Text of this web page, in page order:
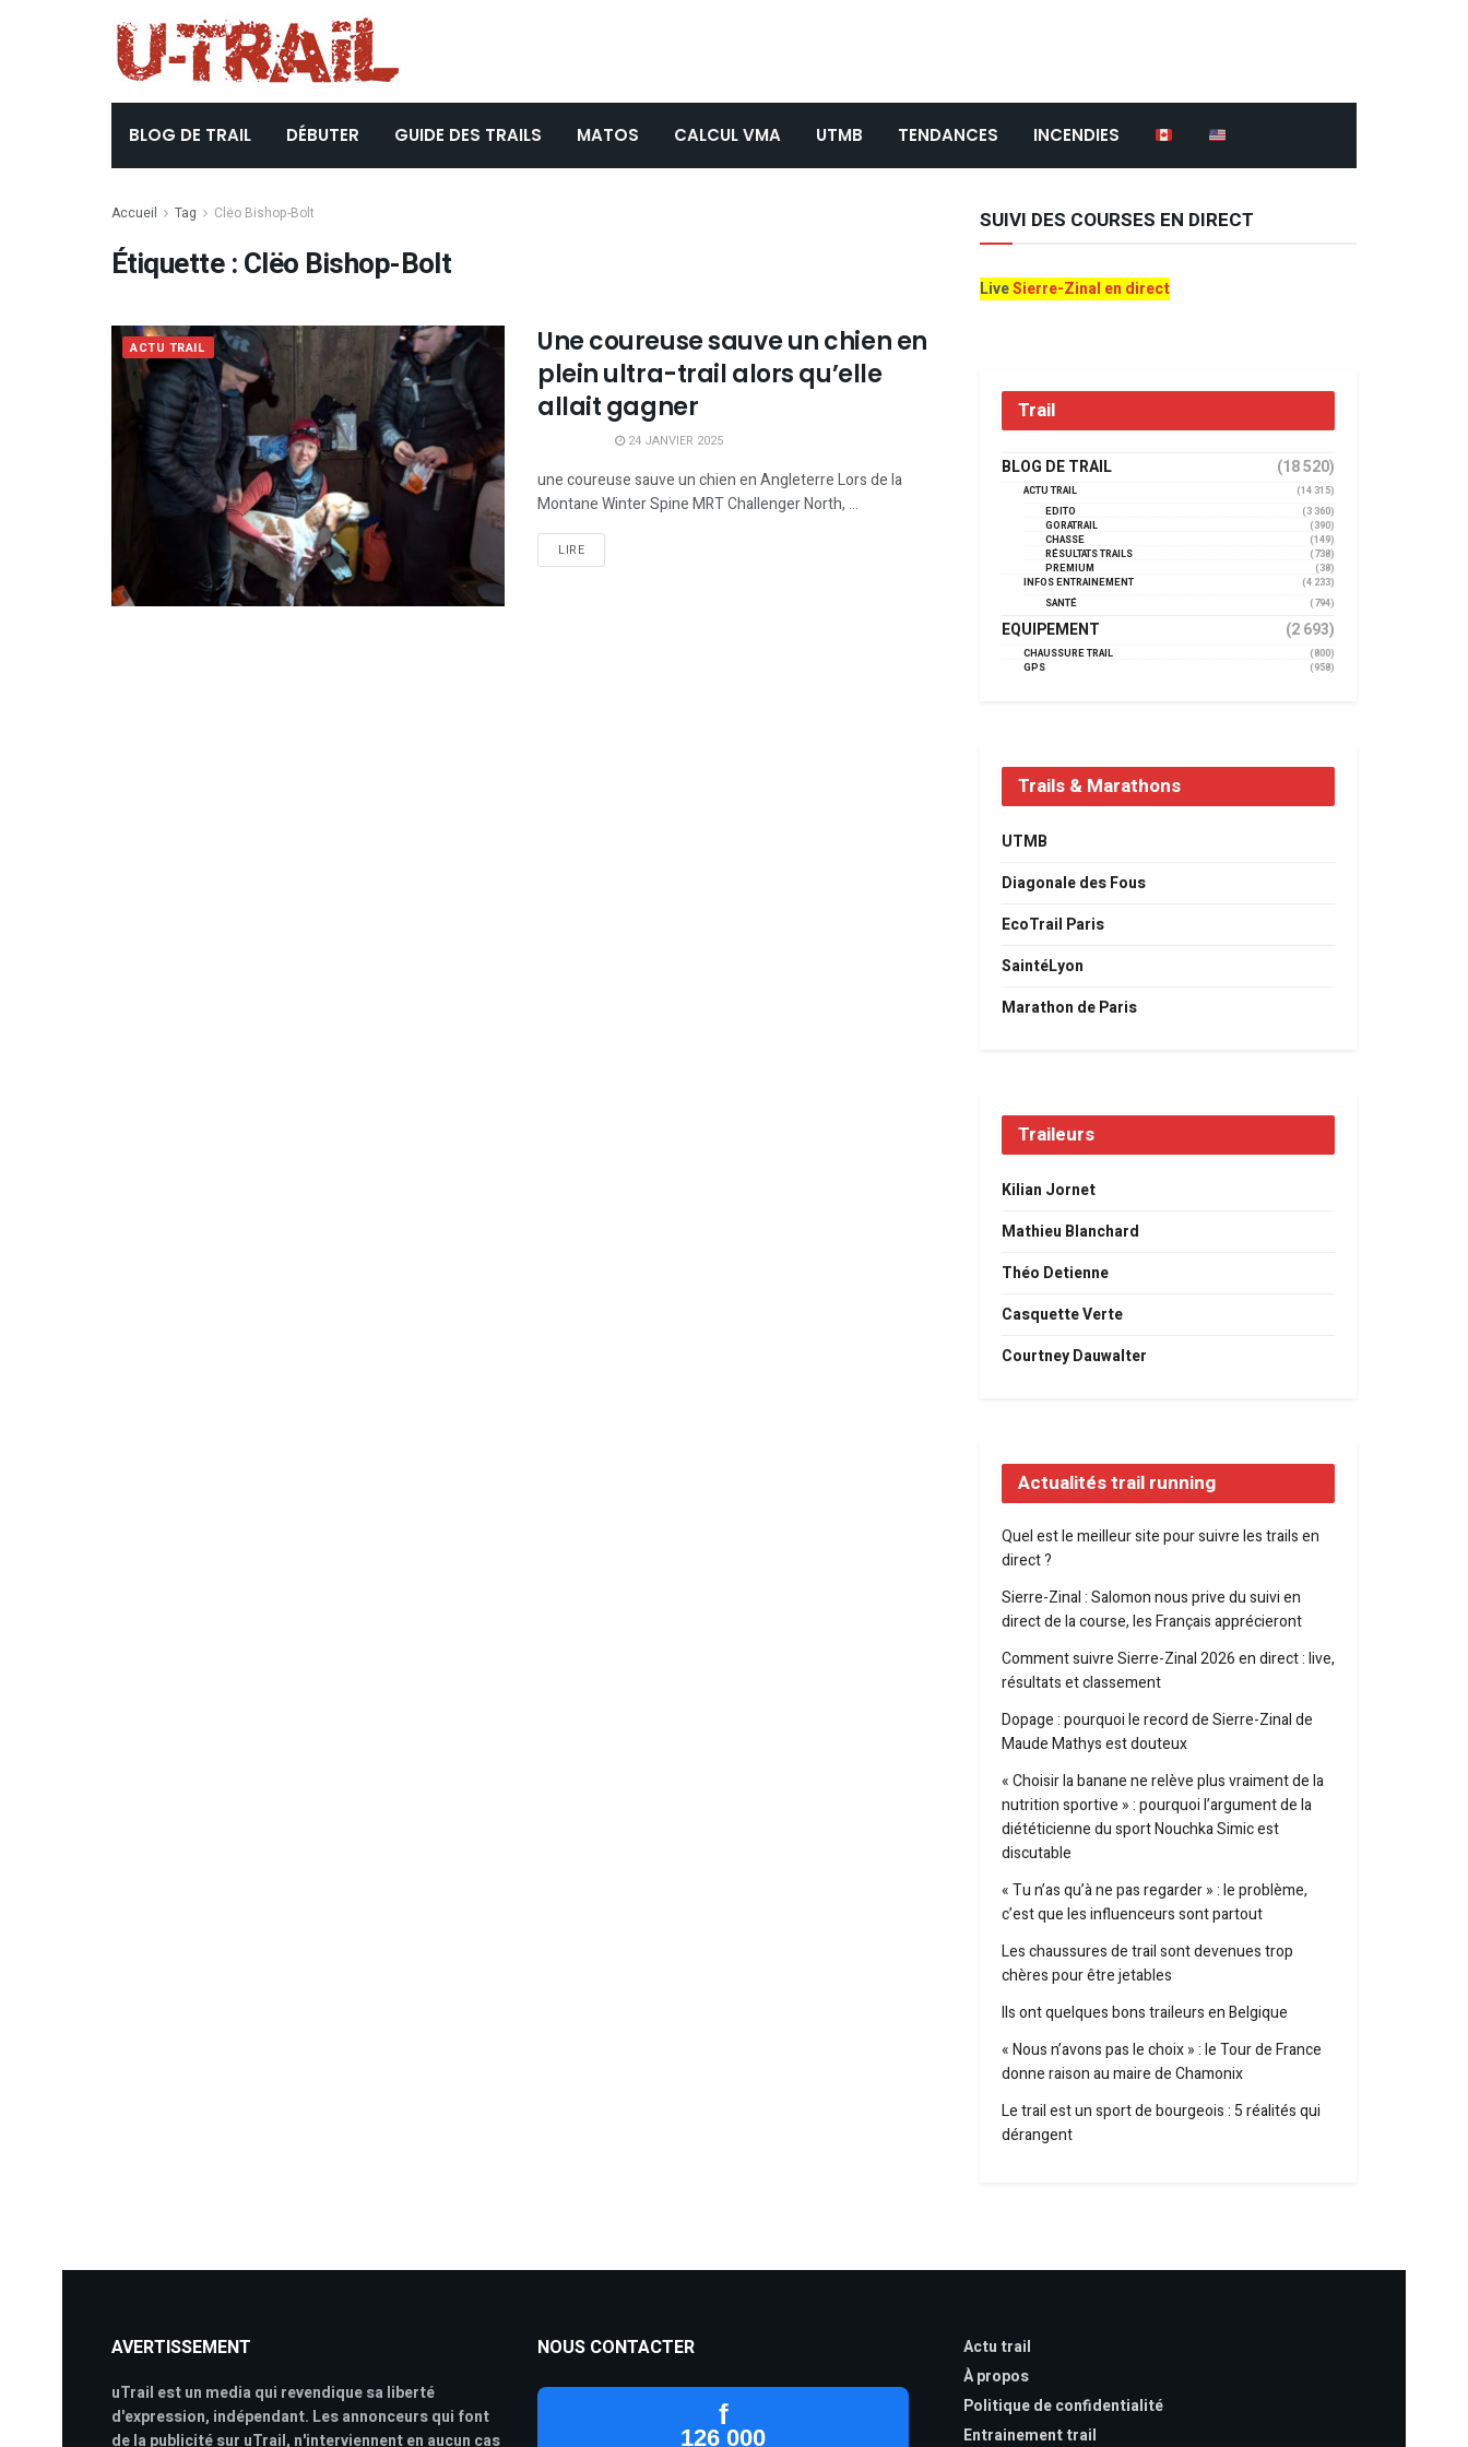
BLOG DE TRAIL DÉBUTER GUIDE DES TRAILS MATOS CALCUL VMA UTMB TENDANCES INCENDIES
Accueil Tag Clëo Bishop-Bolt
Étiquette :Clëo Bishop-Bolt
ACTU TRAIL
Une coureuse sauve un chien en
plein ultra-trail alors qu’elle
allait gagner
24 JANVIER 2025
une coureuse sauve un chien en Angleterre Lors de la
Montane Winter Spine MRT Challenger North, ...
LIRE
SUIVI DES COURSES EN DIRECT
LiveSierre-Zinal en direct
Trail
BLOG DE TRAIL (18 520)
ACTU TRAIL
(14 315)
EDITO
(3 360)
GORATRAIL
(390)
CHASSE
(149)
RÉSULTATS TRAILS
(738)
PREMIUM
(38)
INFOS ENTRAINEMENT
(4 233)
SANTÉ
(794)
EQUIPEMENT (2 693)
CHAUSSURE TRAIL
(800)
GPS
(958)
Trails & Marathons
UTMB
Diagonale des Fous
EcoTrail Paris
SaintéLyon
Marathon de Paris
Traileurs
Kilian Jornet
Mathieu Blanchard
Théo Detienne
Casquette Verte
Courtney Dauwalter
Actualités trail running
Quel est le meilleur site pour suivre les trails en
direct ?
Sierre-Zinal : Salomon nous prive du suivi en
direct de la course, les Français apprécieront
Comment suivre Sierre-Zinal 2026 en direct : live,
résultats et classement
Dopage : pourquoi le record de Sierre-Zinal de
Maude Mathys est douteux
« Choisir la banane ne relève plus vraiment de la
nutrition sportive » : pourquoi l’argument de la
diététicienne du sport Nouchka Simic est
discutable
« Tu n’as qu’à ne pas regarder » : le problème,
c’est que les influenceurs sont partout
Les chaussures de trail sont devenues trop
chères pour être jetables
Ils ont quelques bons traileurs en Belgique
« Nous n’avons pas le choix » : le Tour de France
donne raison au maire de Chamonix
Le trail est un sport de bourgeois : 5 réalités qui
dérangent
AVERTISSEMENT
uTrail est un media qui revendique sa liberté
d'expression, indépendant. Les annonceurs qui font
de la publicité sur uTrail, n'interviennent en aucun cas
NOUS CONTACTER
f
126 000
Actu trail
À propos
Politique de confidentialité
Entrainement trail